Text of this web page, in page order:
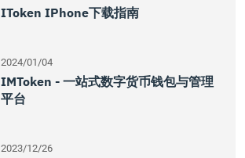
IToken IPhone下载指南
2024/01/04
IMToken - 一站式数字货币钱包与管理
平台
2023/12/26